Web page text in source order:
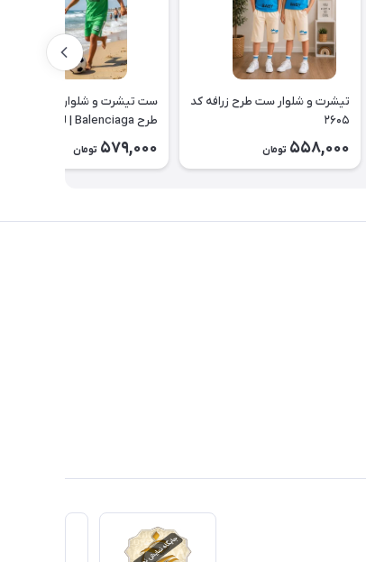
تیشرت و شلوار ست طرح زرافه کد
۲۶۰۵
558,000 تومان
ست تیشرت و شلوارک بچه گانه
طرح Balenciaga | لباس راحتی
تابستانی کودک کد ۲۶۰۰
579,000 تومان